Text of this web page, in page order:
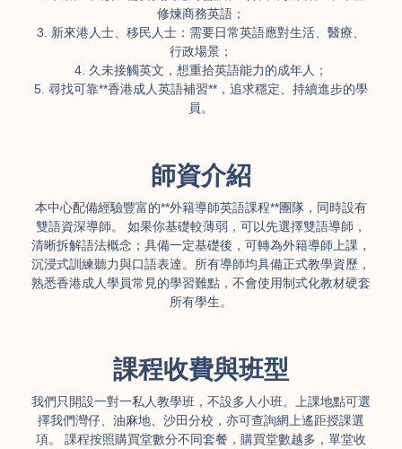
修煉商務英語；
3. 新來港人士、移民人士：需要日常英語應對生活、醫療、
行政場景；
4. 久未接觸英文，想重拾英語能力的成年人；
5. 尋找可靠**香港成人英語補習**，追求穩定、持續進步的學
員。
師資介紹
本中心配備經驗豐富的**外籍導師英語課程**團隊，同時設有
雙語資深導師。 如果你基礎較薄弱，可以先選擇雙語導師，
清晰拆解語法概念；具備一定基礎後，可轉為外籍導師上課，
沉浸式訓練聽力與口語表達。所有導師均具備正式教學資歷，
熟悉香港成人學員常見的學習難點，不會使用制式化教材硬套
所有學生。
課程收費與班型
我們只開設一對一私人教學班，不設多人小班。上課地點可選
擇我們灣仔、油麻地、沙田分校，亦可查詢網上遙距授課選
項。 課程按照購買堂數分不同套餐，購買堂數越多，單堂收